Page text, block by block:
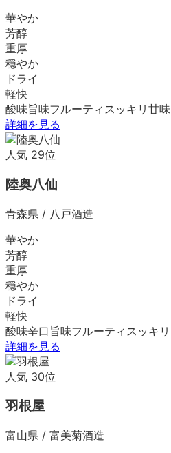
華やか
芳醇
重厚
穏やか
ドライ
軽快
酸味旨味フルーティ スッキリ 甘味
詳細を見る
人気 29位
陸奥八仙
青森県 / 八戸酒造
華やか
芳醇
重厚
穏やか
ドライ
軽快
酸味辛口 旨味フルーティ スッキリ
詳細を見る
人気 30位
羽根屋
富山県 / 富美菊酒造